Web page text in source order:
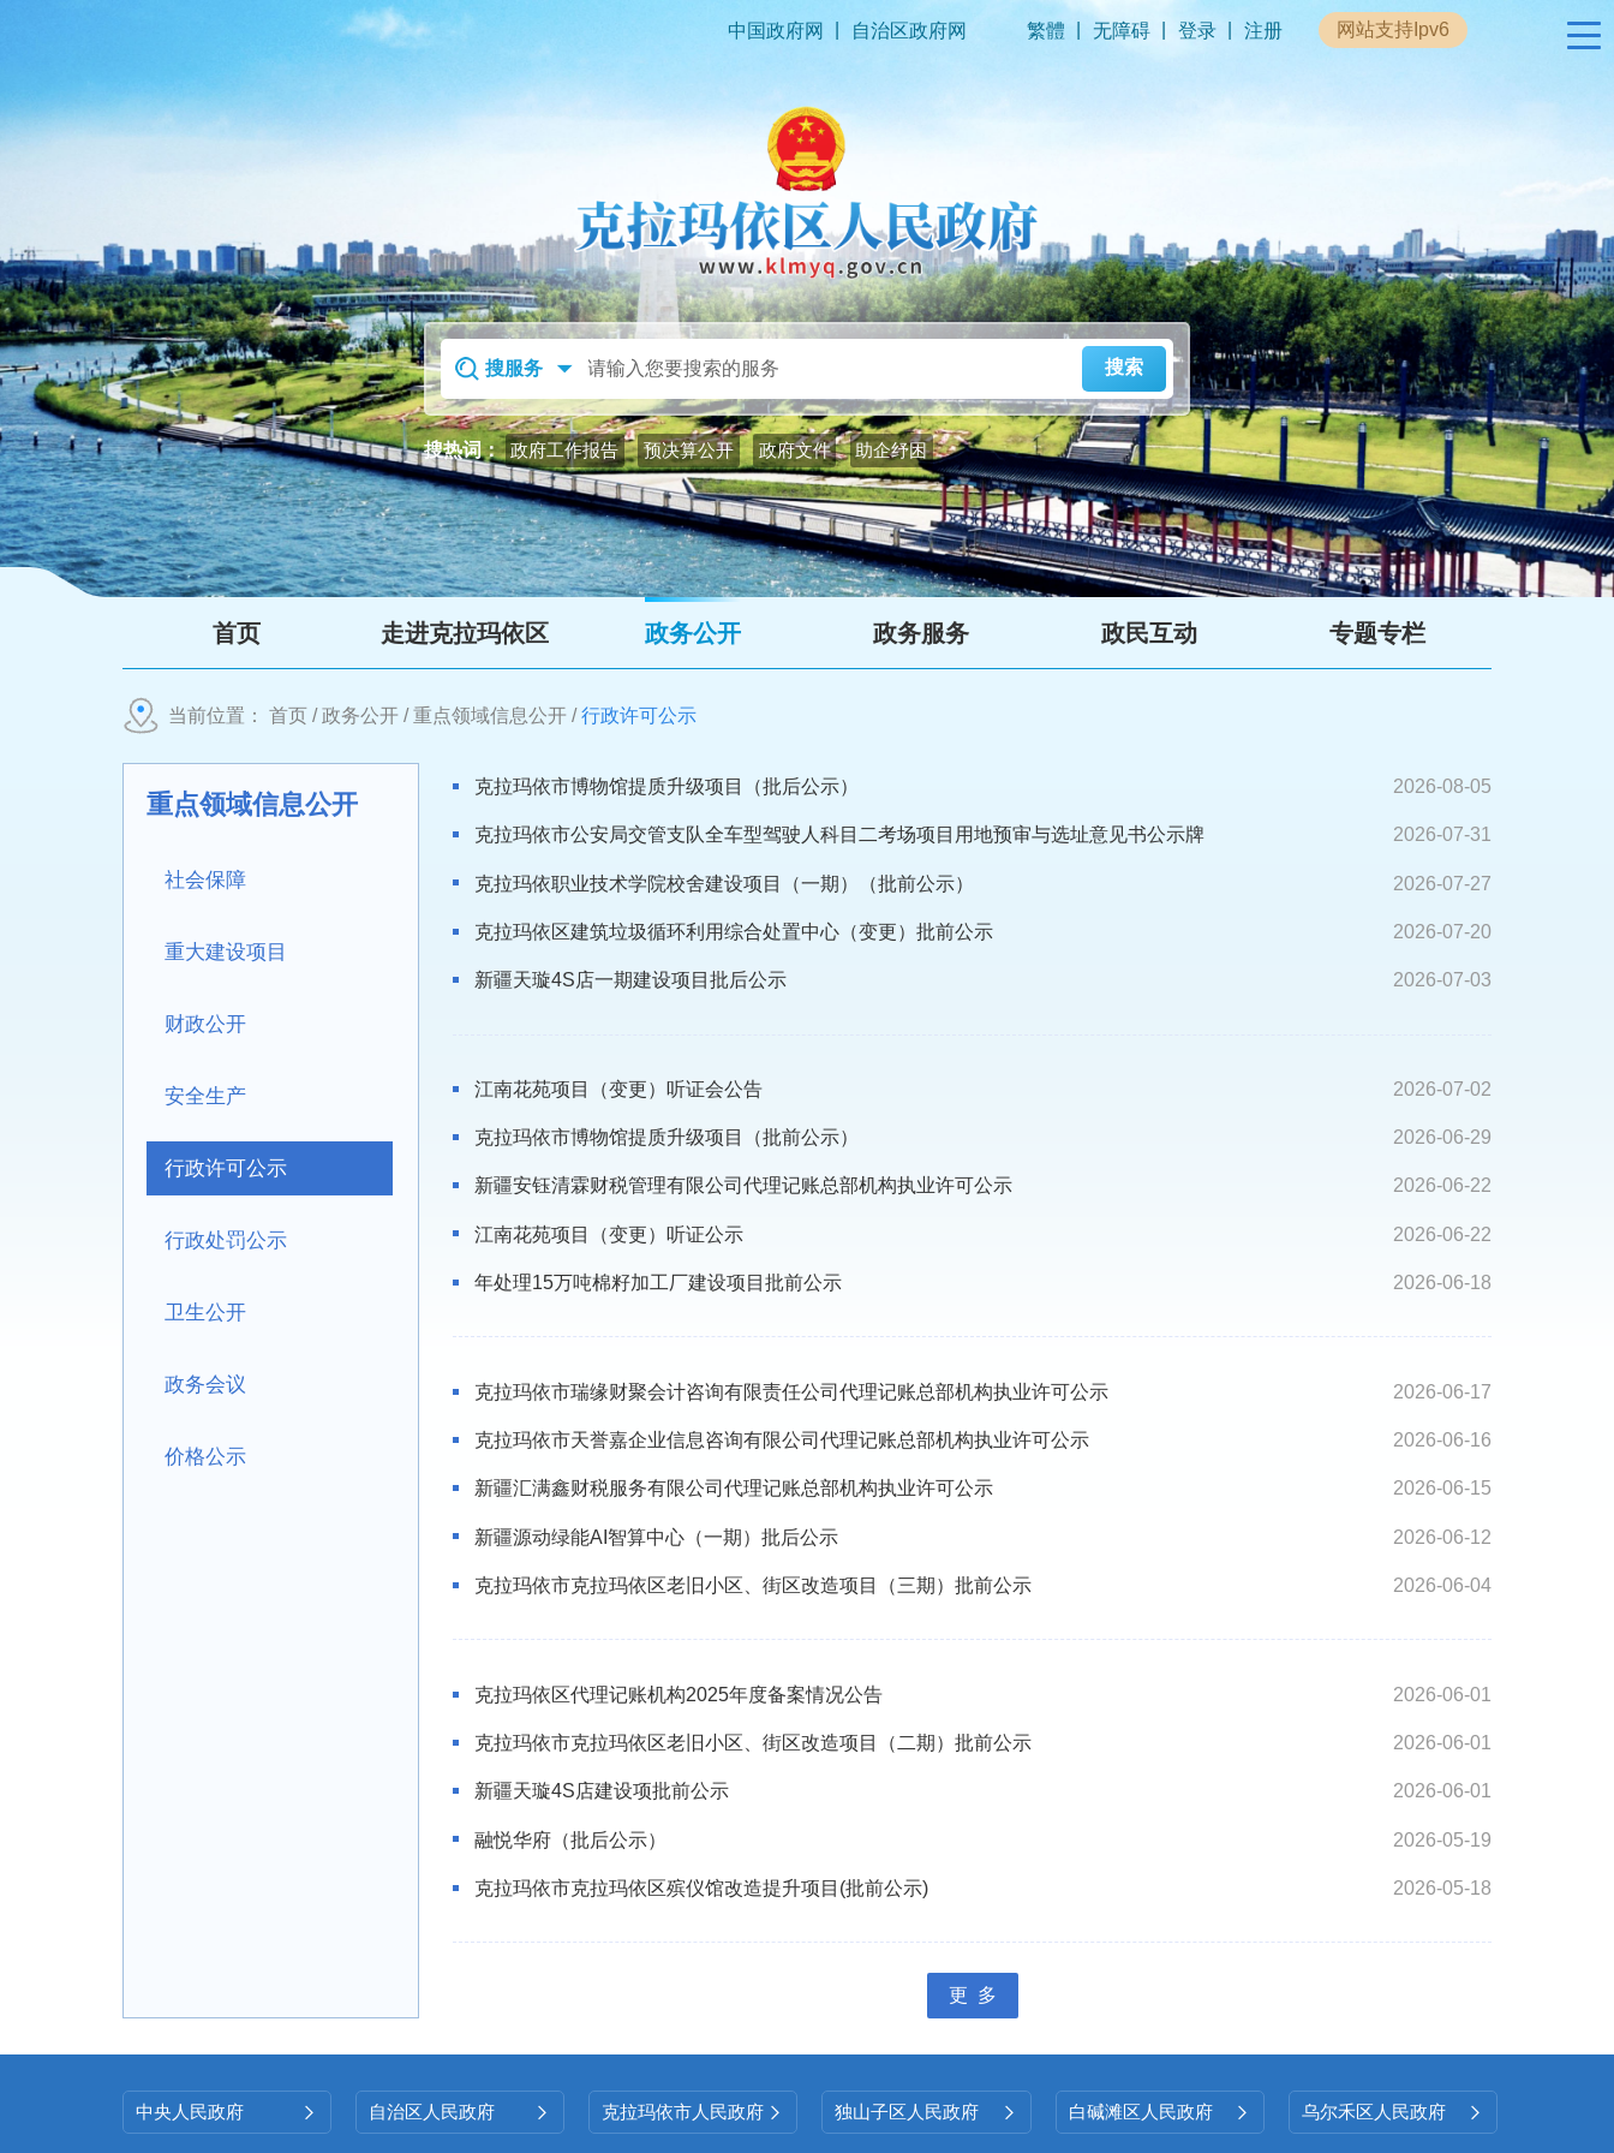
中国政府网 自治区政府网 繁體 无障碍 登录 注册 网站支持Ipv6
搜热词： 政府工作报告 预决算公开 政府文件 助企纾困
首页 走进克拉玛依区 政务公开 政务服务 政民互动 专题专栏
走进克拉玛依区 政务服务 政民互动 专题专栏
当前位置： 首页 /政务公开 /重点领域信息公开 /行政许可公示
重点领域信息公开
社会保障
重大建设项目
财政公开
安全生产
行政许可公示
行政处罚公示
卫生公开
政务会议
价格公示
克拉玛依市博物馆提质升级项目（批后公示） 2026-08-05
克拉玛依市公安局交管支队全车型驾驶人科目二考场项目用地预审与选址意见书公示牌 2026-07-31
克拉玛依职业技术学院校舍建设项目（一期）（批前公示） 2026-07-27
克拉玛依区建筑垃圾循环利用综合处置中心（变更）批前公示 2026-07-20
新疆天璇4S店一期建设项目批后公示 2026-07-03
江南花苑项目（变更）听证会公告 2026-07-02
克拉玛依市博物馆提质升级项目（批前公示） 2026-06-29
新疆安钰清霖财税管理有限公司代理记账总部机构执业许可公示 2026-06-22
江南花苑项目（变更）听证公示 2026-06-22
年处理15万吨棉籽加工厂建设项目批前公示 2026-06-18
克拉玛依市瑞缘财聚会计咨询有限责任公司代理记账总部机构执业许可公示 2026-06-17
克拉玛依市天誉嘉企业信息咨询有限公司代理记账总部机构执业许可公示 2026-06-16
新疆汇满鑫财税服务有限公司代理记账总部机构执业许可公示 2026-06-15
新疆源动绿能AI智算中心（一期）批后公示 2026-06-12
克拉玛依市克拉玛依区老旧小区、街区改造项目（三期）批前公示 2026-06-04
克拉玛依区代理记账机构2025年度备案情况公告 2026-06-01
克拉玛依市克拉玛依区老旧小区、街区改造项目（二期）批前公示 2026-06-01
新疆天璇4S店建设项批前公示 2026-06-01
融悦华府（批后公示） 2026-05-19
克拉玛依市克拉玛依区殡仪馆改造提升项目(批前公示) 2026-05-18
更 多
中央人民政府  自治区人民政府  克拉玛依市人民政府  独山子区人民政府  白碱滩区人民政府  乌尔禾区人民政府 